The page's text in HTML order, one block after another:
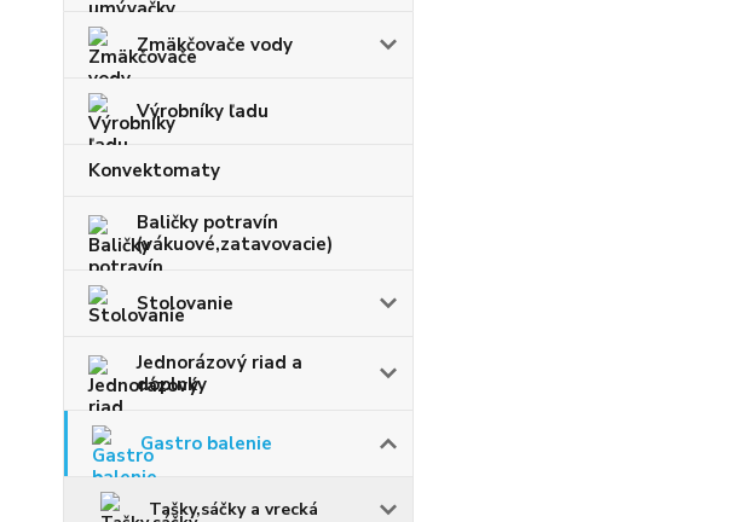
Zmäkčovače vody
Výrobníky ľadu
Konvektomaty
Baličky potravín
(vákuové,zatavovacie)
Stolovanie
Jednorázový riad a
doplnky
Gastro balenie
Tašky,sáčky a vrecká